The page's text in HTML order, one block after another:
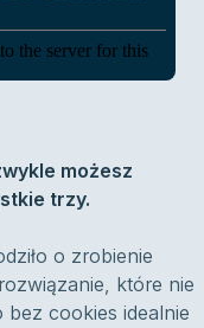
możesz
trzy.
o zrobienie
które nie
cookies idealnie